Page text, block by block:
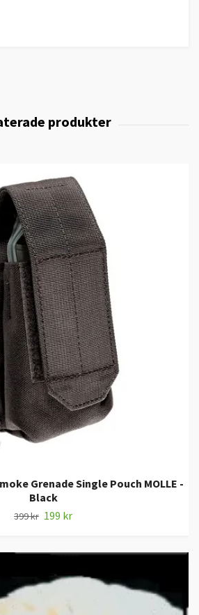
Grenade Single Pouch MOLLE -
Black
399 kr 199 kr